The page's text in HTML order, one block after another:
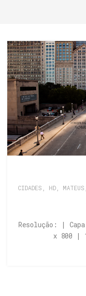
CIDADES HD, MATEUS
Resolução: |
x 800 |